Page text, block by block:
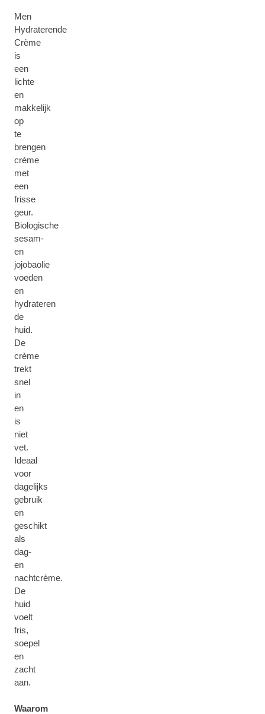
Men
Hydraterende
Crème
is
een
lichte
en
makkelijk
op
te
brengen
crème
met
een
frisse
geur.
Biologische
sesam-
en
jojobaolie
voeden
en
hydrateren
de
huid.
De
crème
trekt
snel
in
en
is
niet
vet.
Ideaal
voor
dagelijks
gebruik
en
geschikt
als
dag-
en
nachtcrème.
De
huid
voelt
fris,
soepel
en
zacht
aan.
Waarom